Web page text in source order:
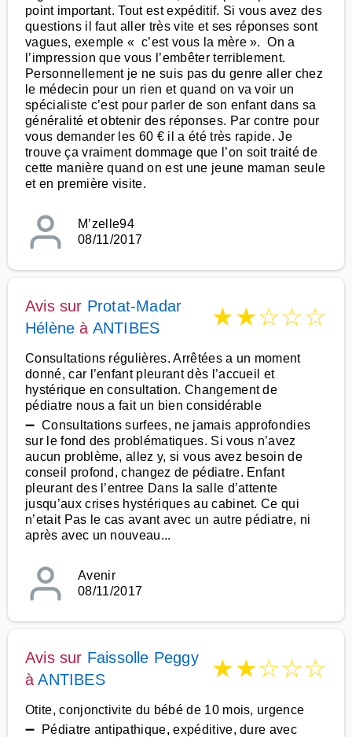
point important. Tout est expéditif. Si vous avez des
questions il faut aller très vite et ses réponses sont
vagues, exemple « c’est vous la mère ». On a
l’impression que vous l’embêter terriblement.
Personnellement je ne suis pas du genre aller chez
le médecin pour un rien et quand on va voir un
spécialiste c’est pour parler de son enfant dans sa
généralité et obtenir des réponses. Par contre pour
vous demander les 60 € il a été très rapide. Je
trouve ça vraiment dommage que l’on soit traité de
cette manière quand on est une jeune maman seule
et en première visite.
M’zelle94
08/11/2017
Avis sur Protat-Madar
Hélène à ANTIBES ★★☆☆☆
Consultations régulières. Arrêtées a un moment
donné, car l’enfant pleurant dès l’accueil et
hystérique en consultation. Changement de
pédiatre nous a fait un bien considérable
➖ Consultations surfees, ne jamais approfondies
sur le fond des problématiques. Si vous n’avez
aucun problème, allez y, si vous avez besoin de
conseil profond, changez de pédiatre. Enfant
pleurant des l’entree Dans la salle d’attente
jusqu’aux crises hystériques au cabinet. Ce qui
n’etait Pas le cas avant avec un autre pédiatre, ni
après avec un nouveau...
Avenir
08/11/2017
Avis sur Faissolle Peggy
àANTIBES ★★☆☆☆
Otite, conjonctivite du bébé de 10 mois, urgence
➖ Pédiatre antipathique, expéditive, dure avec